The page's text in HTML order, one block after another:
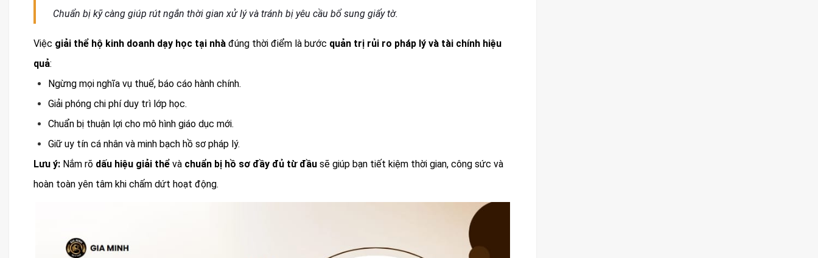
Chuẩn bị kỹ càng giúp rút ngắn thời gian xử lý và tránh bị yêu cầu bổ sung giấy tờ.
Việc giải thể hộ kinh doanh dạy học tại nhà đúng thời điểm là bước quản trị rủi ro pháp lý và tài chính hiệu
quả:
Ngừng mọi nghĩa vụ thuế, báo cáo hành chính.
Giải phóng chi phí duy trì lớp học.
Chuẩn bị thuận lợi cho mô hình giáo dục mới.
Giữ uy tín cá nhân và minh bạch hồ sơ pháp lý.
Lưu ý: Nắm rõ dấu hiệu giải thể và chuẩn bị hồ sơ đầy đủ từ đầu sẽ giúp bạn tiết kiệm thời gian, công sức và
hoàn toàn yên tâm khi chấm dứt hoạt động.